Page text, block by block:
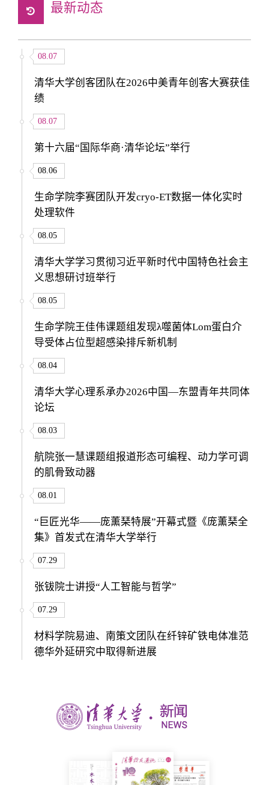
最新动态
08.07
清华大学创客团队在2026中美青年创客大赛获佳
绩
08.07
第十六届“国际华商·清华论坛”举行
08.06
生命学院李赛团队开发cryo-ET数据一体化实时
处理软件
08.05
清华大学学习贯彻习近平新时代中国特色社会主
义思想研讨班举行
08.05
生命学院王佳伟课题组发现λ噬菌体Lom蛋白介
导受体占位型超感染排斥新机制
08.04
清华大学心理系承办2026中国—东盟青年共同体
论坛
08.03
航院张一慧课题组报道形态可编程、动力学可调
的肌骨致动器
08.01
“巨匠光华——庞薰琹特展”开幕式暨《庞薰琹全
集》首发式在清华大学举行
07.29
张钹院士讲授“人工智能与哲学”
07.29
材料学院易迪、南策文团队在纤锌矿铁电体准范
德华外延研究中取得新进展